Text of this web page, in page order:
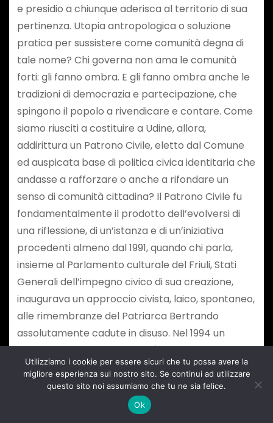
Utilizziamo i cookie per essere sicuri che tu possa avere la
migliore esperienza sul nostro sito. Se continui ad utilizzare
questo sito noi assumiamo che tu ne sia felice.
Ok